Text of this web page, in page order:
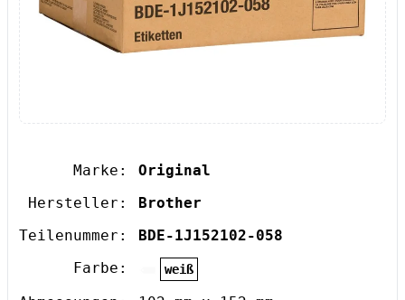
Marke:
Original
Hersteller:
Brother
Teilenummer:
BDE-1J152102-058
Farbe:
weiß